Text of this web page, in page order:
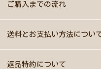
ご購入までの流れ
送料とお支払い方法につい
返品特約について